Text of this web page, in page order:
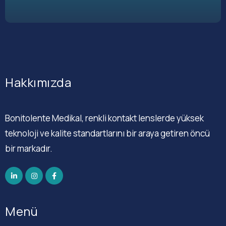
Hakkımızda
Bonitolente Medikal, renkli kontakt lenslerde yüksek
teknoloji ve kalite standartlarını bir araya getiren öncü
bir markadır.
Menü